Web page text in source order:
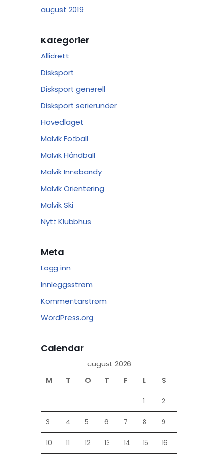
august 2019
Kategorier
Allidrett
Disksport
Disksport generell
Disksport serierunder
Hovedlaget
Malvik Fotball
Malvik Håndball
Malvik Innebandy
Malvik Orientering
Malvik Ski
Nytt Klubbhus
Meta
Logg inn
Innleggsstrøm
Kommentarstrøm
WordPress.org
Calendar
august 2026
M
T O T F L S
1 2
3 4 5 6 7 8 9
10 11 12 13 14 15 16